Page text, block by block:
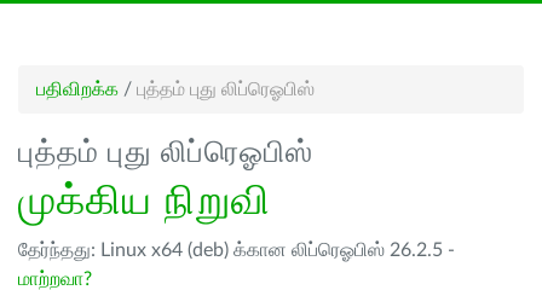
பதிவிறக்க / புத்தம் புது லிப்ரெஓபிஸ்
புத்தம் புது லிப்ரெஓபிஸ்
முக்கிய நிறுவி
தேர்ந்தது: Linux x64 (deb) க்கான லிப்ரெஓபிஸ் 26.2.5 -
மாற்றவா?